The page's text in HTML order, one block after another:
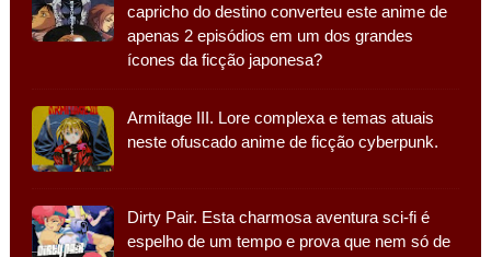
capricho do destino converteu este anime de
apenas 2 episódios em um dos grandes
ícones da ficção japonesa?
Armitage III. Lore complexa e temas atuais
neste ofuscado anime de ficção cyberpunk.
Dirty Pair. Esta charmosa aventura sci-fi é
espelho de um tempo e prova que nem só de